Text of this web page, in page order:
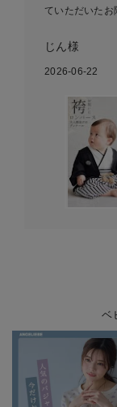
ていただいたお
じん様
2026-06-22
ベ